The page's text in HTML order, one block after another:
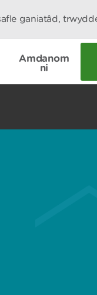
ganiatâd,
Amdanom
ni